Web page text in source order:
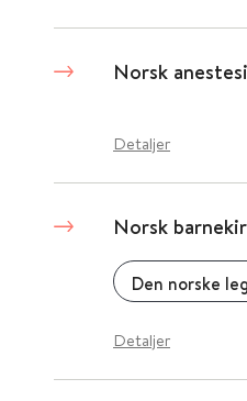
Norsk
Detaljer
Norsk
Den norske
Detaljer